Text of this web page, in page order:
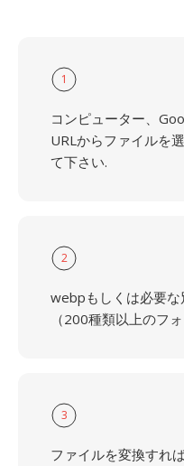
1
コンピューター、
URLからファイルを
て下さい.
2
webpもしくは必要
（200種類以上のフ
3
ファイルを変換すれ